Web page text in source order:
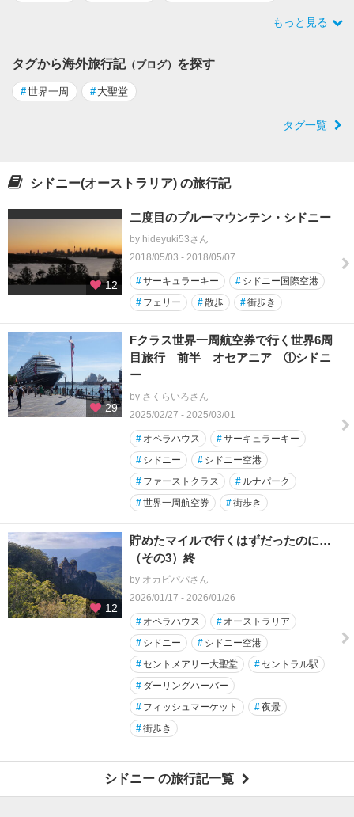
もっと見る
タグから海外旅行記（ブログ） を探す
#世界一周 # 大聖堂
タグ一覧
シドニー(オーストラリア) の旅行記
12
二度目のブルーマウンテン・シドニー
by hideyuki53さん
2018/05/03 - 2018/05/07
#サーキュラーキー # シドニー国際空港
# フェリー #散歩 #街歩き
29
Fクラス世界一周航空券で行く世界6周
目旅行 前半 オセアニア ①シドニ
ー
by さくらいろさん
2025/02/27 - 2025/03/01
# オペラハウス #サーキュラーキー
# シドニー # シドニー空港
# ファーストクラス # ルナパーク
#世界一周航空券 #街歩き
12
貯めたマイルで行くはずだったのに…
（その3）終
by オカピパパさん
2026/01/17 - 2026/01/26
# オペラハウス # オーストラリア
# シドニー # シドニー空港
#セントメアリー大聖堂 #セントラル駅
# ダーリングハーバー
# フィッシュマーケット #夜景
#街歩き
シドニー の旅行記一覧